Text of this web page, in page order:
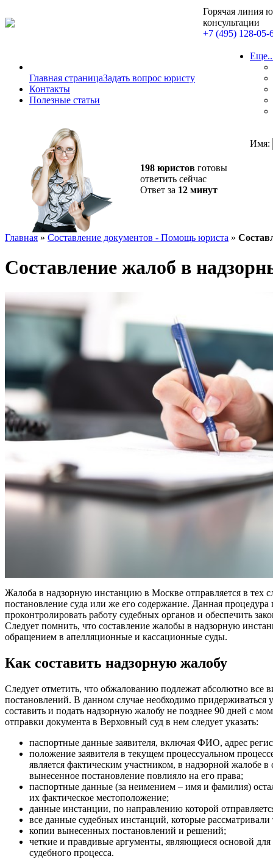
Горячая линия
консультации
+7 (495) 128-05-
Главная страницаЗадать вопрос юристу
Контакты
Полезные статьи
198 юристов готовы
ответить сейчас
Ответ за 12 минут
Имя:
Главная » Составление документов - Помощь юриста »
Составление жалоб в
Жалоба в надзорную инстанцию в Москве отправляется в тех
постановление суда или же его содержание. Данная процедура
проконтролировать работу судебных органов и обеспечить
Следует помнить, что составление жалобы в надзорную
обращением в апелляционные и кассационные суды.
Как составить надзорную жалобу
Следует отметить, что обжалованию подлежат абсолютно все
постановлений. В данном случае необходимо придерживаться
составить и подать надзорную жалобу не позднее 90 дней с
отправки документа в Верховный суд в нем следует указать:
паспортные данные заявителя, включая ФИО, адрес
положение заявителя в текущем процессуальном
является фактическим участником, в надзорной жалобе
вынесенное постановление повлияло на его права;
паспортные данные (за неимением – имя и фамилия)
их фактическое местоположение;
данные инстанции, по направлению которой
все данные судебных инстанций, которые рассматривали
копии вынесенных постановлений и решений;
четкие и правдивые аргументы, являющиеся основой для
судебного процесса.